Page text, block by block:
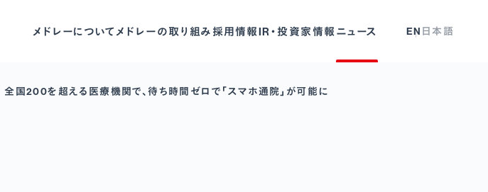
メドレーについてメドレーの取り組み 採用情報IR・投資家情報ニュース EN 日本語
国200を超える医療機関で、待ち時間ゼロで「スマホ通院」が可能に